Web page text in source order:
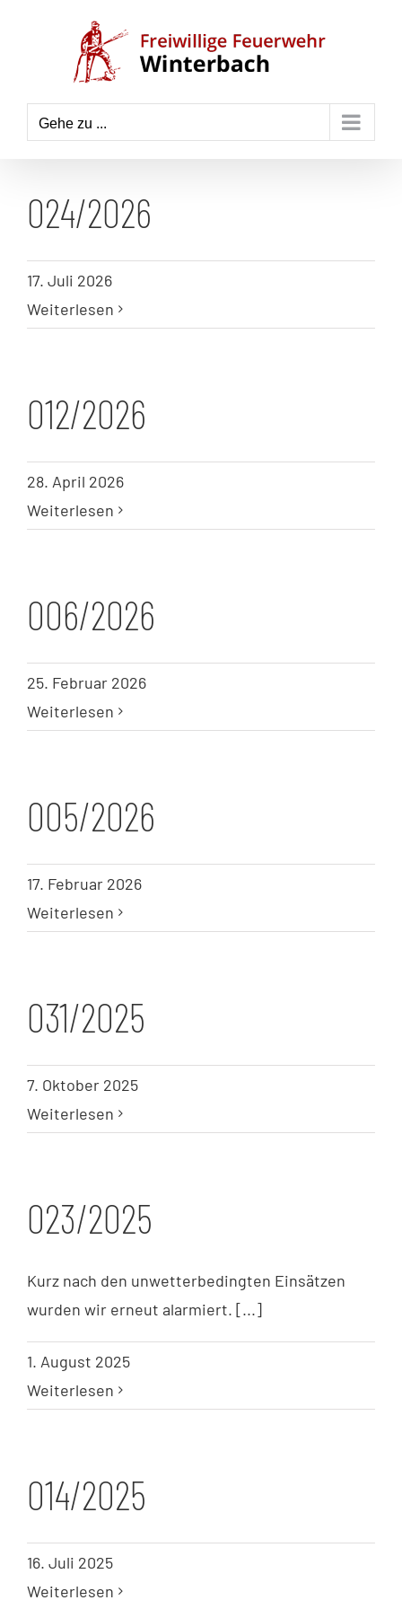
Gehe zu ...
024/2026
17. Juli 2026
Weiterlesen
012/2026
28. April 2026
Weiterlesen
006/2026
25. Februar 2026
Weiterlesen
005/2026
17. Februar 2026
Weiterlesen
031/2025
7. Oktober 2025
Weiterlesen
023/2025
Kurz nach den unwetterbedingten Einsätzen
wurden wir erneut alarmiert. [...]
1. August 2025
Weiterlesen
014/2025
16. Juli 2025
Weiterlesen